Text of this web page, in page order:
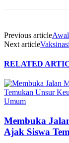
Previous article
Next article
RELATED
Umum
Membuka
Ajak Siswa